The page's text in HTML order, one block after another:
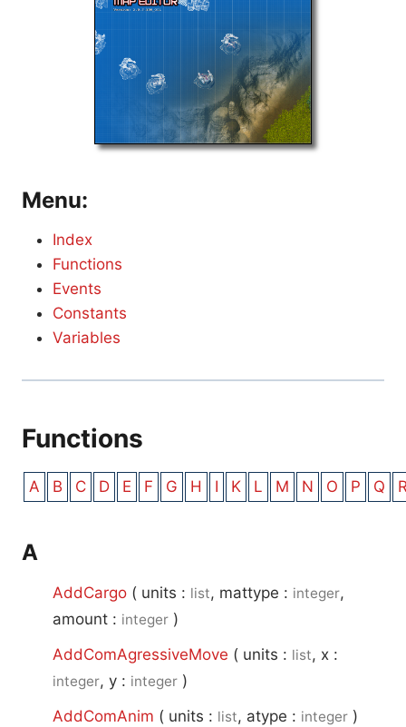
Menu:
Index
Functions
Events
Constants
Variables
Functions
A B C D E F G H I K L M N O P Q
A
AddCargo ( units : list, mattype : integer,
amount : integer )
AddComAgressiveMove ( units : list, x :
integer, y : integer )
AddComAnim ( units : list, atype : integer )